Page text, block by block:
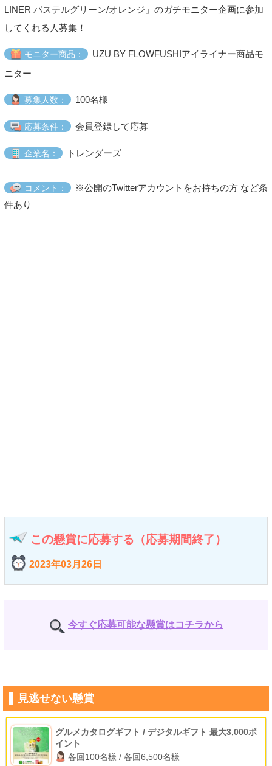
LINER パステルグリーン/オレンジ」のガチモニター企画に参加
してくれる人募集！
モニター商品：
UZU BY FLOWFUSHIアイライナー商品モ
ニター
募集人数： 100名様
応募条件： 会員登録して応募
企業名： トレンダーズ
コメント：
※公開のTwitterアカウントをお持ちの方 など条
件あり
この懸賞に応募する （応募期間終了）
2023年03月26日
今すぐ応募可能な懸賞はコチラから
見逃せない懸賞
グルメカタログギフト / デジタルギフト 最大3,000ポ
イント
各回100名様 / 各回6,500名様